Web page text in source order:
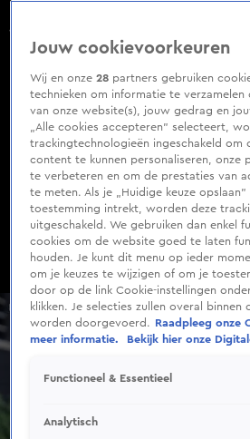
51
secondsJouw cookievoorkeuren
Wij en onze28 partners gebruiken
technieken om informatie te verzamelen
van onze website(s), jouw gedrag en
„Alle cookies accepteren” selecteert,
trackingtechnologieën ingeschakeld om
content te kunnen personaliseren, onze
te verbeteren en om de prestaties van
te meten. Als je „Huidige keuze
toestemming intrekt, worden deze
uitgeschakeld. We gebruiken dan enkel
cookies om de website goed te laten
houden. Je kunt dit menu op ieder
om je keuzes te wijzigen of om je
door op de link Cookie-instellingen
klikken. Je selecties zullen overal binnen
worden doorgevoerd.
Raadpleeg onze
meer informatie.
Bekijk hier onze
Functioneel & Essentieel
Analytisch